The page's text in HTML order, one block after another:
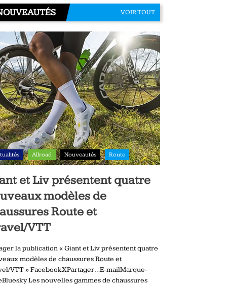
VOIR TOUT
Allroad Nouveautés Route
et Liv présentent quatre
modèles de
Route et
VTT
la publication « Giant et Liv présentent quatre
modèles de chaussures Route et
VTT » FacebookXPartager…E-mailMarque-
Les nouvelles gammes de chaussures